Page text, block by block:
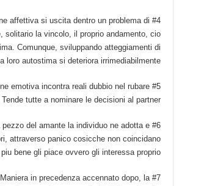
affettiva si uscita dentro un problema di
solitario la vincolo, il proprio andamento, cio
Comunque, sviluppando atteggiamenti di
loro autostima si deteriora irrimediabilmente.
emotiva incontra reali dubbio nel rubare
tutte a nominare le decisioni al partner.
pezzo del amante la individuo ne adotta e
attraverso panico cosicche non coincidano
bene gli piace ovvero gli interessa proprio.
Maniera in precedenza accennato dopo, la